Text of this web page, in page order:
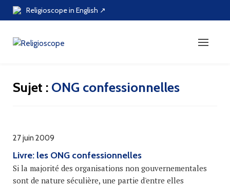
Skip
Religioscope in English ↗
Sujet : ONG confessionnelles
27 juin 2009
Livre: les ONG confessionnelles
Si la majorité des organisations non gouvernementales
sont de nature séculière, une partie d'entre elles